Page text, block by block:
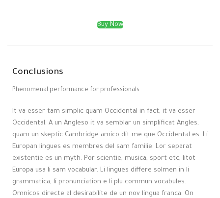
Buy Now
Conclusions
Phenomenal performance for professionals
It va esser tam simplic quam Occidental in fact, it va esser
Occidental. A un Angleso it va semblar un simplificat Angles,
quam un skeptic Cambridge amico dit me que Occidental es. Li
Europan lingues es membres del sam familie. Lor separat
existentie es un myth. Por scientie, musica, sport etc, litot
Europa usa li sam vocabular. Li lingues differe solmen in li
grammatica, li pronunciation e li plu commun vocabules.
Omnicos directe al desirabilite de un nov lingua franca: On